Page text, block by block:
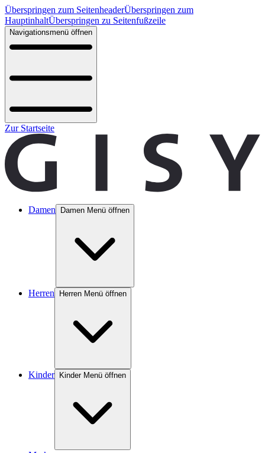
Überspringen zum SeitenheaderÜberspringen zum
HauptinhaltÜberspringen zu Seitenfußzeile
Navigationsmenü öffnen
Zur Startseite
Damen Damen Menü öffnen
Herren Herren Menü öffnen
Kinder Kinder Menü öffnen